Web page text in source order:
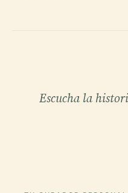
Escucha la